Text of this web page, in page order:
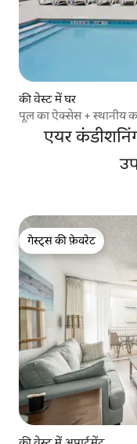
की वेस्ट में घर
पूल का ऐक्सेस + स्थानीय
एयर
गेस्ट्स की फ़ेवरेट
गेस्ट्स की फ़ेवरेट